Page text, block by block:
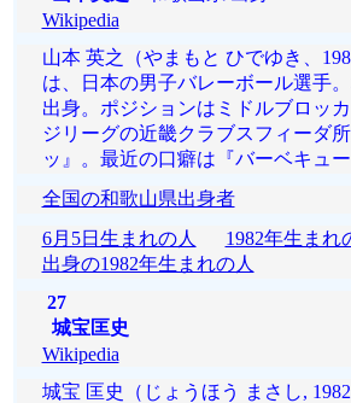
Wikipedia
山本 英之（やまもと ひでゆき、
は、日本の男子バレーボール選手
出身。ポジションはミドルブロッ
ジリーグの近畿クラブスフィーダ
ッ』。最近の口癖は『バーベキュー
全国の和歌山県出身者
6月5日生まれの人
1982年生まれ
出身の1982年生まれの人
27
城宝匡史
Wikipedia
城宝 匡史（じょうほう まさし, 1982